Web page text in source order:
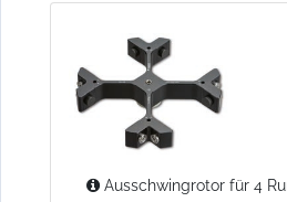
Ausschwingrotor für 4